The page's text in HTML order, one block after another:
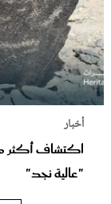
أخبار
"عالية نجد"